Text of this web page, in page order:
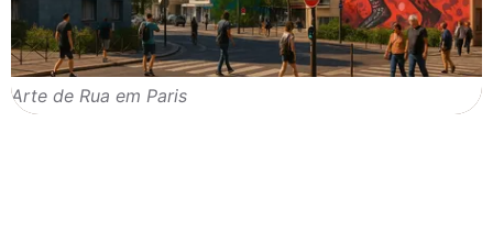
Arte de Rua em Paris